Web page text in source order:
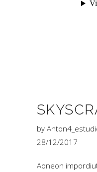
by
28/12/2017
Aoneon